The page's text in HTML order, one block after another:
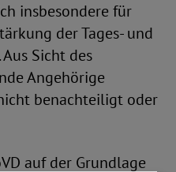
insbesondere für
der Tages- und
Sicht des
Angehörige
benachteiligt oder
auf der Grundlage